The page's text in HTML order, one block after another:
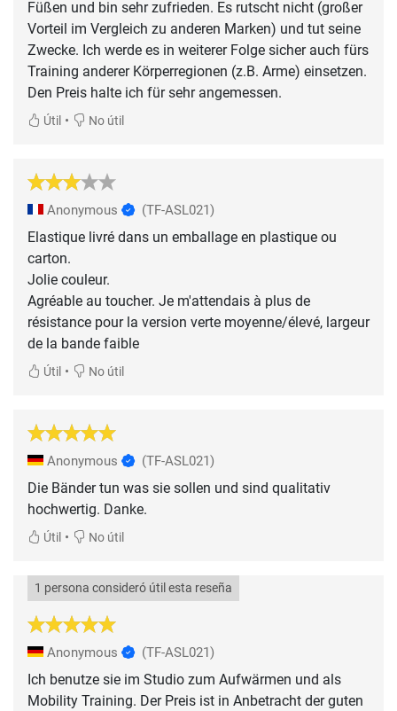
Füßen und bin sehr zufrieden. Es rutscht nicht (großer
Vorteil im Vergleich zu anderen Marken) und tut seine
Zwecke. Ich werde es in weiterer Folge sicher auch fürs
Training anderer Körperregionen (z.B. Arme) einsetzen.
Den Preis halte ich für sehr angemessen.
Útil • No útil
Anonymous (TF-ASL021)
Elastique livré dans un emballage en plastique ou
carton.
Jolie couleur.
Agréable au toucher. Je m'attendais à plus de
résistance pour la version verte moyenne/élevé, largeur
de la bande faible
Útil • No útil
Anonymous (TF-ASL021)
Die Bänder tun was sie sollen und sind qualitativ
hochwertig. Danke.
Útil • No útil
1 persona consideró útil esta reseña
Anonymous (TF-ASL021)
Ich benutze sie im Studio zum Aufwärmen und als
Mobility Training. Der Preis ist in Anbetracht der guten